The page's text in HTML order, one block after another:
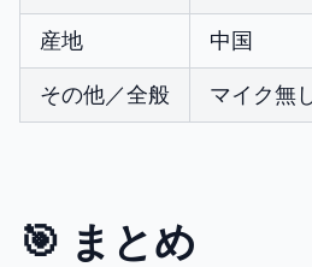
産地 中国
その他／全般 マイク無
🎯 まとめ